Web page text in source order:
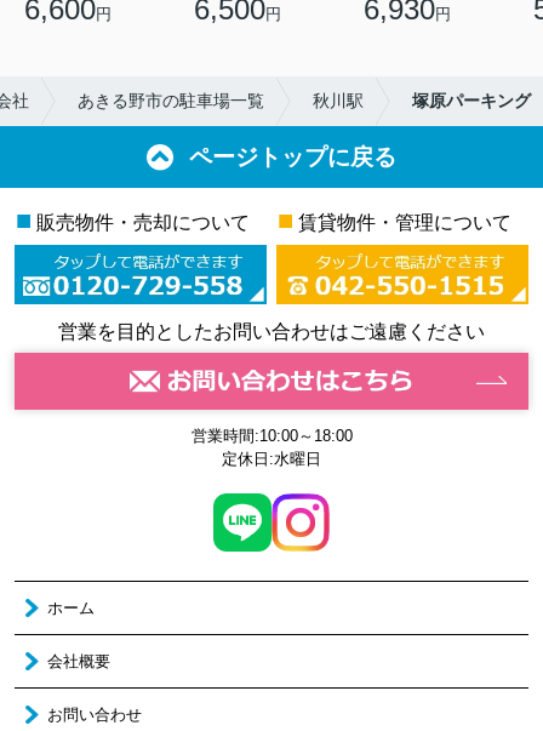
6,600円 6,500円 6,930円
社 あきる野市の駐車場一覧 秋川駅 塚原パーキング
ページトップに戻る
■ 販売物件・売却について ■ 賃貸物件・管理について
営業を目的としたお問い合わせはご遠慮ください
営業時間:10:00～18:00
定休日:水曜日
ホーム
会社概要
お問い合わせ